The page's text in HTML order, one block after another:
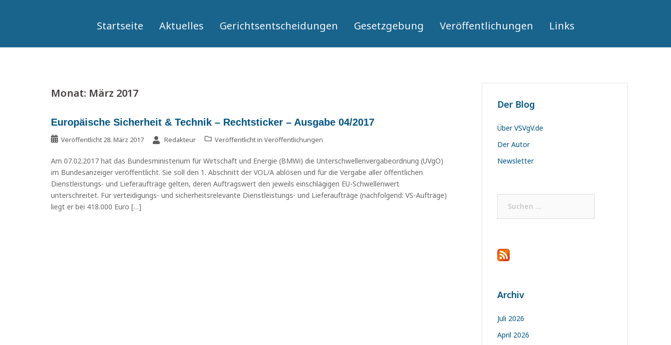
Startseite Aktuelles Gerichtsentscheidungen Gesetzgebung Veröffentlichungen Links
Monat: März 2017
Europäische Sicherheit & Technik – Rechtsticker – Ausgabe 04/2017
Veröffentlicht 28. März 2017 Redakteur Veröffentlicht in Veröffentlichungen
Am 07.02.2017 hat das Bundesministerium für Wirtschaft und Energie (BMWi) die Unterschwellenvergabeordnung (UVgO)
im Bundesanzeiger veröffentlicht. Sie soll den 1. Abschnitt der VOL/A ablösen und für die Vergabe aller öffentlichen
Dienstleistungs- und Lieferaufträge gelten, deren Auftragswert den jeweils einschlägigen EU-Schwellenwert
unterschreitet. Für verteidigungs- und sicherheitsrelevante Dienstleistungs- und Lieferaufträge (nachfolgend: VS-Aufträge)
liegt er bei 418.000 Euro […]
Der Blog
Über VSVgV.de
Der Autor
Newsletter
nach:
Archiv
Juli 2026
April 2026